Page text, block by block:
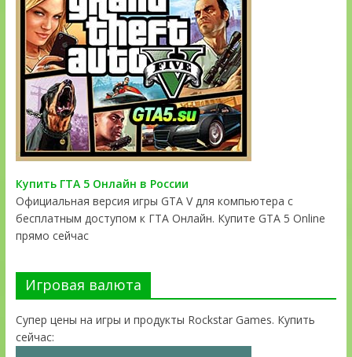
Купить ГТА 5 Онлайн в России
Официальная версия игры GTA V для компьютера с
бесплатным доступом к ГТА Онлайн. Купите GTA 5 Online
прямо сейчас
Игровая валюта
Супер цены на игры и продукты Rockstar Games. Купить
сейчас: